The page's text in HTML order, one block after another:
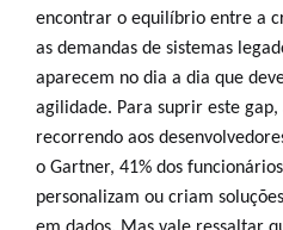
encontrar o equilíbrio entre a
as demandas de sistemas
aparecem no dia a dia que
agilidade. Para suprir este gap,
recorrendo aos
o Gartner, 41% dos
personalizam ou criam